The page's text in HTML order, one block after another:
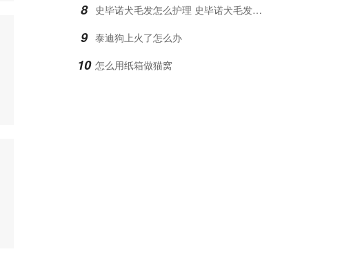
8 史毕诺犬毛发怎么护理 史毕诺犬毛发护理方法
9 泰迪狗上火了怎么办
10 怎么用纸箱做猫窝